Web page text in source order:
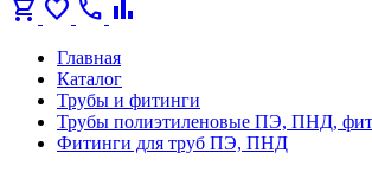
shopping_cart favorite call bar_chart
Главная
Каталог
Трубы и фитинги
Трубы полиэтиленовые ПЭ, ПНД,
Фитинги для труб ПЭ, ПНД